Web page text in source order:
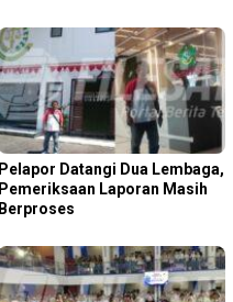
Pelapor Datangi Dua Lembaga,
Pemeriksaan Laporan Masih
Berproses